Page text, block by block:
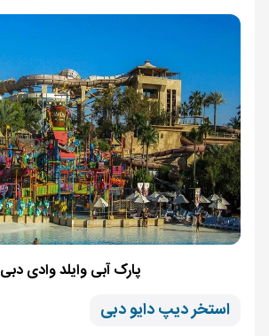
پارک آبی وایلد وادی دبی
استخر دیپ دایو دبی